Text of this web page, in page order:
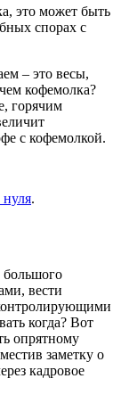
это может быть
спорах с
– это весы,
кофемолка?
горячим
с кофемолкой.
.
большого
вести
когда? Вот
опрятному
заметку о
кадровое